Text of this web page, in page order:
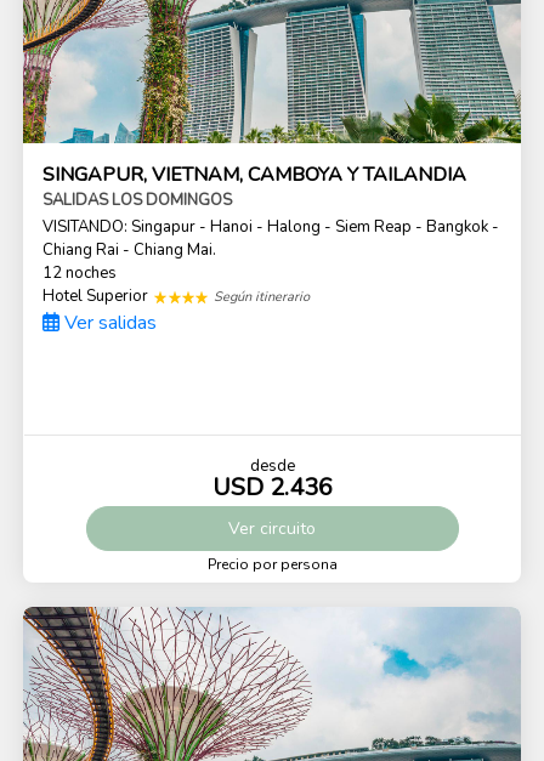
SINGAPUR, VIETNAM, CAMBOYA Y TAILANDIA
SALIDAS LOS DOMINGOS
VISITANDO: Singapur - Hanoi - Halong - Siem Reap - Bangkok -
Chiang Rai - Chiang Mai.
12 noches
Hotel Superior
Según itinerario
Ver salidas
desde
USD 2.436
Ver circuito
Precio por persona